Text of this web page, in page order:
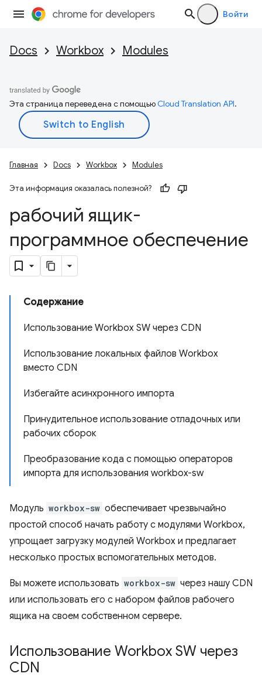
Войти
Docs Workbox Modules
Эта страница переведена с помощьюCloud Translation API.
Главная Docs Workbox Modules
Эта информация оказалась полезной?
рабочий ящик-
программное обеспечение
Содержание
Использование Workbox SW через CDN
Использование локальных файлов Workbox
вместо CDN
Избегайте асинхронного импорта
Принудительное использование отладочных или
рабочих сборок
Преобразование кода с помощью операторов
импорта для использования workbox-sw
Модуль workbox-sw обеспечивает чрезвычайно
простой способ начать работу с модулями Workbox,
упрощает загрузку модулей Workbox и предлагает
несколько простых вспомогательных методов.
Вы можете использовать workbox-sw через нашу CDN
или использовать его с набором файлов рабочего
ящика на своем собственном сервере.
Использование Workbox SW через
CDN